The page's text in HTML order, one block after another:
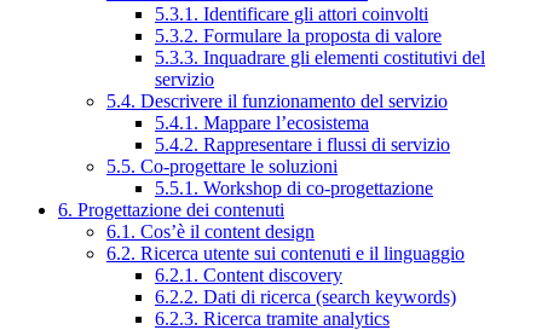
5.3.1. Identificare gli attori coinvolti
5.3.2. Formulare la proposta di valore
5.3.3. Inquadrare gli elementi costitutivi del
servizio
5.4. Descrivere il funzionamento del servizio
5.4.1. Mappare l’ecosistema
5.4.2. Rappresentare i flussi di servizio
5.5. Co-progettare le soluzioni
5.5.1. Workshop di co-progettazione
6. Progettazione dei contenuti
6.1. Cos’è il content design
6.2. Ricerca utente sui contenuti e il linguaggio
6.2.1. Content discovery
6.2.2. Dati di ricerca (search keywords)
6.2.3. Ricerca tramite analytics